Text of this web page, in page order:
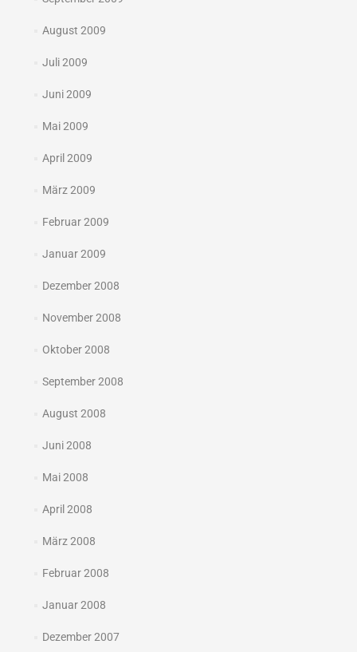
August 2009
Juli 2009
Juni 2009
Mai 2009
April 2009
März 2009
Februar 2009
Januar 2009
Dezember 2008
November 2008
Oktober 2008
September 2008
August 2008
Juni 2008
Mai 2008
April 2008
März 2008
Februar 2008
Januar 2008
Dezember 2007